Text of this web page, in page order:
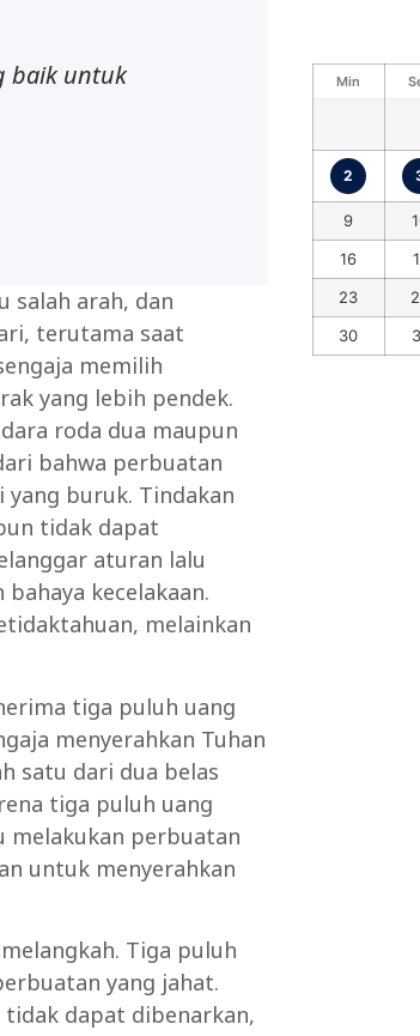
baik untuk
salah arah, dan
terutama saat
memilih
yang lebih pendek.
roda dua maupun
bahwa perbuatan
buruk. Tindakan
tidak dapat
aturan lalu
kecelakaan.
melainkan
tiga puluh uang
menyerahkan Tuhan
satu dari dua belas
tiga puluh uang
melakukan perbuatan
untuk menyerahkan
Tiga puluh
yang jahat.
tidak dapat dibenarkan,
Min
2
9
16
23
30